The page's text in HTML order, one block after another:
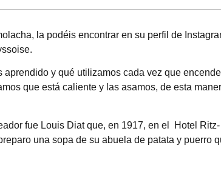
la podéis encontrar en su perfil de
y qué utilizamos cada vez que
que está caliente y las asamos, de esta
fue Louis Diat que, en 1917, en el Hotel Ritz-
una sopa de su abuela de patata y puerro